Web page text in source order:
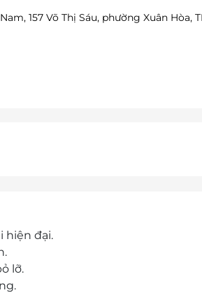
157 Võ Thị Sáu, phường Xuân Hòa,
hiện đại.
lỡ.